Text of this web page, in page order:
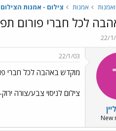
אמנות צילום - אמנות הצילום
לכל חברי פורום
22/
New
22/1/03
מוקדש באהבה לכל חברי
צילום לניסוי צבע/צורה